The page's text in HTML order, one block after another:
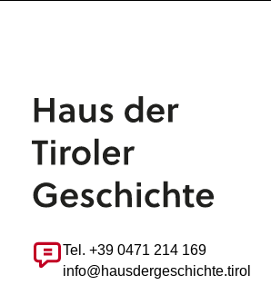
Tel. +39 0471 214 169
info@hausdergeschichte.tirol